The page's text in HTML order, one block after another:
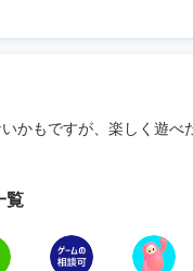
かもですが、楽しく遊べ
覧